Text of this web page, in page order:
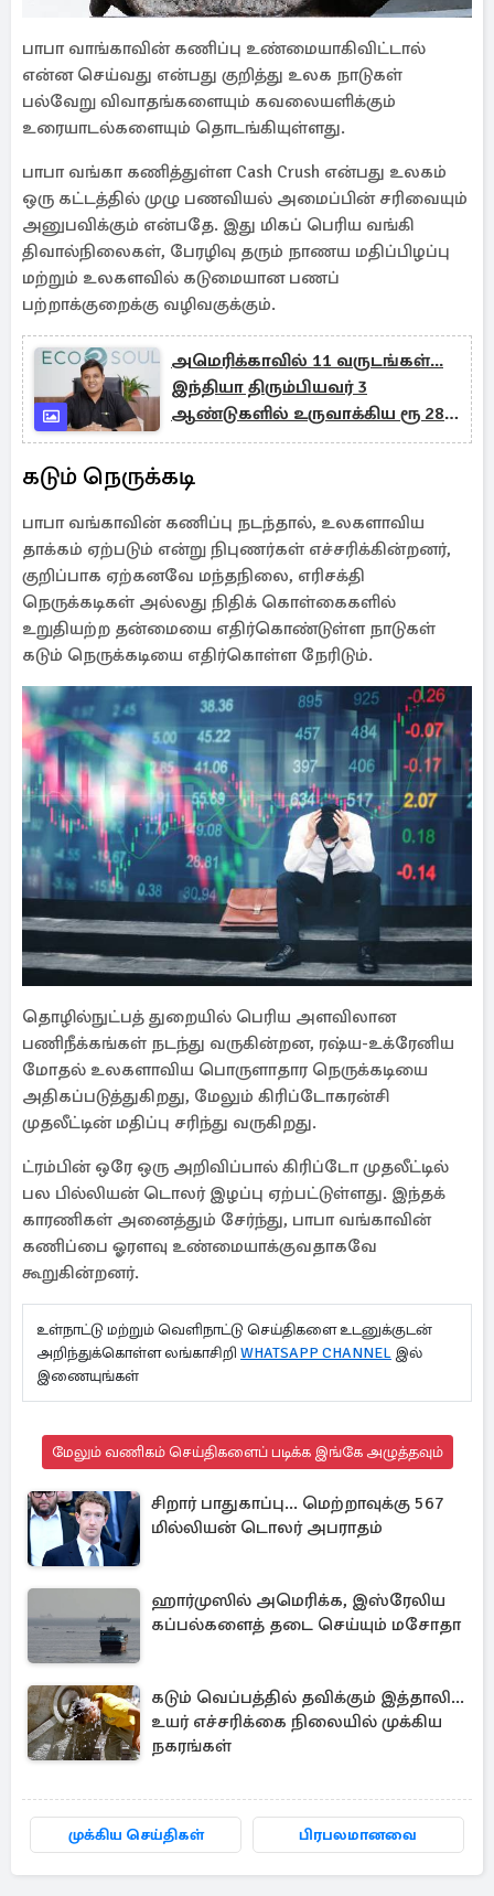
பாபா வாங்காவின் கணிப்பு உண்மையாகிவிட்டால்
என்ன செய்வது என்பது குறித்து உலக நாடுகள்
பல்வேறு விவாதங்களையும் கவலையளிக்கும்
உரையாடல்களையும் தொடங்கியுள்ளது.
பாபா வங்கா கணித்துள்ள Cash Crush என்பது உலகம்
ஒரு கட்டத்தில் முழு பணவியல் அமைப்பின் சரிவையும்
அனுபவிக்கும் என்பதே. இது மிகப் பெரிய வங்கி
திவால்நிலைகள், பேரழிவு தரும் நாணய மதிப்பிழப்பு
மற்றும் உலகளவில் கடுமையான பணப்
பற்றாக்குறைக்கு வழிவகுக்கும்.
அமெரிக்காவில் 11 வருடங்கள்...
இந்தியா திரும்பியவர் 3
ஆண்டுகளில் உருவாக்கிய ரூ 280
கோடி நிறுவனம்
கடும் நெருக்கடி
பாபா வங்காவின் கணிப்பு நடந்தால், உலகளாவிய
தாக்கம் ஏற்படும் என்று நிபுணர்கள் எச்சரிக்கின்றனர்,
குறிப்பாக ஏற்கனவே மந்தநிலை, எரிசக்தி
நெருக்கடிகள் அல்லது நிதிக் கொள்கைகளில்
உறுதியற்ற தன்மையை எதிர்கொண்டுள்ள நாடுகள்
கடும் நெருக்கடியை எதிர்கொள்ள நேரிடும்.
தொழில்நுட்பத் துறையில் பெரிய அளவிலான
பணிநீக்கங்கள் நடந்து வருகின்றன, ரஷ்ய-உக்ரேனிய
மோதல் உலகளாவிய பொருளாதார நெருக்கடியை
அதிகப்படுத்துகிறது, மேலும் கிரிப்டோகரன்சி
முதலீட்டின் மதிப்பு சரிந்து வருகிறது.
ட்ரம்பின் ஒரே ஒரு அறிவிப்பால் கிரிப்டோ முதலீட்டில்
பல பில்லியன் டொலர் இழப்பு ஏற்பட்டுள்ளது. இந்தக்
காரணிகள் அனைத்தும் சேர்ந்து, பாபா வங்காவின்
கணிப்பை ஓரளவு உண்மையாக்குவதாகவே
கூறுகின்றனர்.
உள்நாட்டு மற்றும் வெளிநாட்டு செய்திகளை உடனுக்குடன்
அறிந்துக்கொள்ள லங்காசிறி WHATSAPP CHANNEL இல்
இணையுங்கள்
மேலும் வணிகம் செய்திகளைப் படிக்க இங்கே அழுத்தவும்
சிறார் பாதுகாப்பு... மெற்றாவுக்கு 567
மில்லியன் டொலர் அபராதம்
ஹார்முஸில் அமெரிக்க, இஸ்ரேலிய
கப்பல்களைத் தடை செய்யும் மசோதா
கடும் வெப்பத்தில் தவிக்கும் இத்தாலி...
உயர் எச்சரிக்கை நிலையில் முக்கிய
நகரங்கள்
முக்கிய செய்திகள் பிரபலமானவை